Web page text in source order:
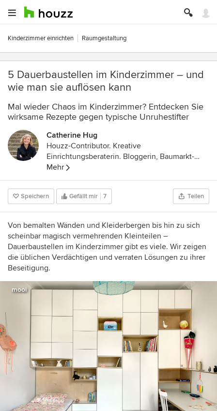
Kinderzimmer einrichten Raumgestaltung
5 Dauerbaustellen im Kinderzimmer – und
wie man sie auflösen kann
Mal wieder Chaos im Kinderzimmer? Entdecken Sie
wirksame Rezepte gegen typische Unruhestifter
Catherine Hug
Houzz-Contributor. Kreative
Einrichtungsberaterin. Bloggerin, Baumarkt-
Stammkundin und DIY-Expertin. Mutter zweier
Töchter und stolze Besitzerin eines sehr alten
Wohnwagens mit Vorliebe für Schlichtes,
Schönes und Skandinavien.
Mehr
Speichern Gefällt mir 7 Teilen
Von bemalten Wänden und Kleiderbergen bis hin zu sich
scheinbar magisch vermehrenden Kleinteilen –
Dauerbaustellen im Kinderzimmer gibt es viele. Wir zeigen
die üblichen Verdächtigen und verraten Lösungen zu ihrer
Beseitigung.
mooi